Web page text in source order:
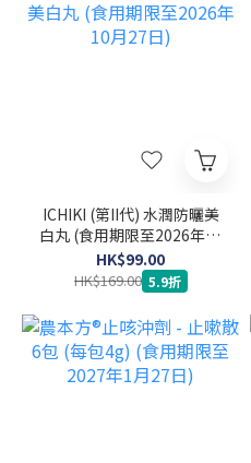
ICHIKI (第II代) 水潤防曬美
白丸 (食用期限至2026年10
月27日)
HK$99.00
HK$169.00 5.9折